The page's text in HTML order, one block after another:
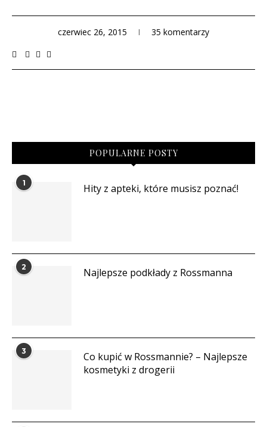
czerwiec 26, 2015 35 komentarzy
POPULARNE POSTY
1 Hity z apteki, które musisz poznać!
2 Najlepsze podkłady z Rossmanna
3
Co kupić w Rossmannie? – Najlepsze
kosmetyki z drogerii